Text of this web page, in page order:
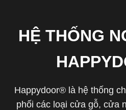
HỆ THỐNG
Happydoor® là hệ thống
phối các loại cửa gỗ, cửa